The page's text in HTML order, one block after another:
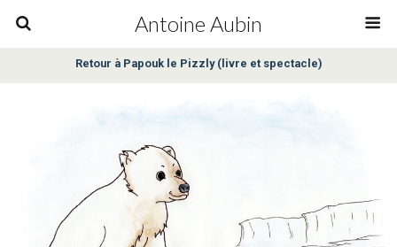
Antoine Aubin
Retour à Papouk le Pizzly (livre et spectacle)